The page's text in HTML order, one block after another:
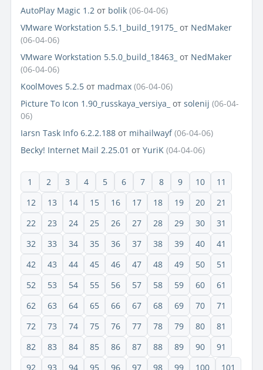
AutoPlay Magic 1.2 от bolik (06-04-06)
VMware Workstation 5.5.1_build_19175_ от NedMaker
(06-04-06)
VMware Workstation 5.5.0_build_18463_ от NedMaker
(06-04-06)
KoolMoves 5.2.5 от madmax (06-04-06)
Picture To Icon 1.90_russkaya_versiya_ от solenij (06-04-
06)
Iarsn Task Info 6.2.2.188 от mihailwayf (06-04-06)
Becky! Internet Mail 2.25.01 от YuriK (04-04-06)
1 2 3 4 5 6 7 8 9 10
11
12
13 14 15 16 17 18 19 20
21
22
23 24 25 26 27 28 29 30
31
32
33 34 35 36 37 38 39 40
41
42
43 44 45 46 47 48 49 50
51
52
53 54 55 56 57 58 59 60
61
62
63 64 65 66 67 68 69 70
71
72
73 74 75 76 77 78 79 80
81
82
83 84 85 86 87 88 89 90
91
92
93 94 95 96 97 98 99 100
101